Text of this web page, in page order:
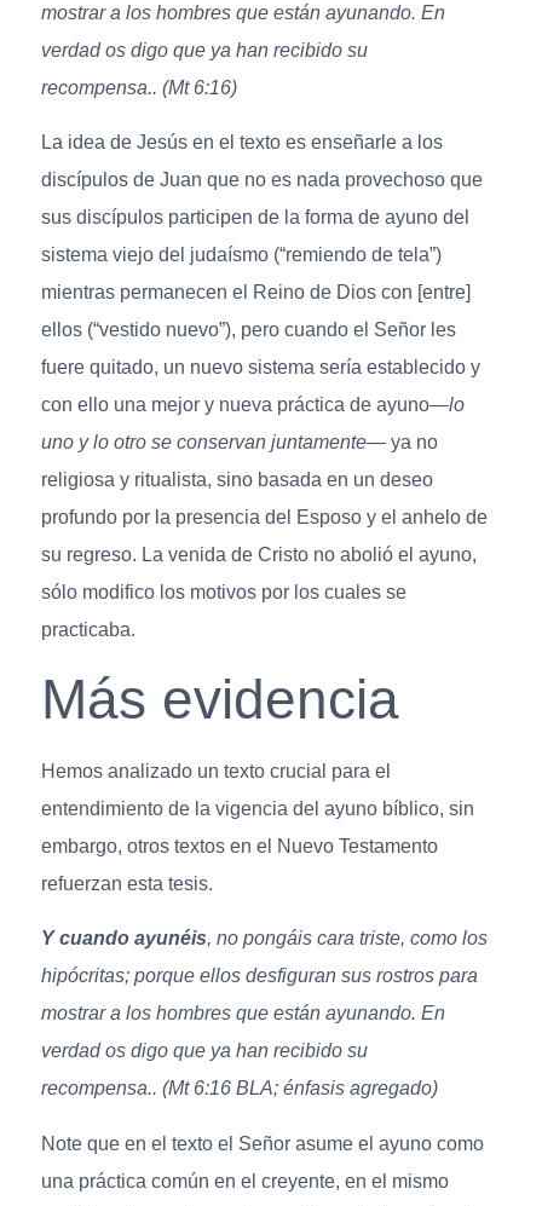
mostrar a los hombres que están ayunando. En
verdad os digo que ya han recibido su
recompensa.. (Mt 6:16)
La idea de Jesús en el texto es enseñarle a los
discípulos de Juan que no es nada provechoso que
sus discípulos participen de la forma de ayuno del
sistema viejo del judaísmo (“remiendo de tela”)
mientras permanecen el Reino de Dios con [entre]
ellos (“vestido nuevo”), pero cuando el Señor les
fuere quitado, un nuevo sistema sería establecido y
con ello una mejor y nueva práctica de ayuno—lo
uno y lo otro se conservan juntamente—ya no
religiosa y ritualista, sino basada en un deseo
profundo por la presencia del Esposo y el anhelo de
su regreso. La venida de Cristo no abolió el ayuno,
sólo modifico los motivos por los cuales se
practicaba.
Más evidencia
Hemos analizado un texto crucial para el
entendimiento de la vigencia del ayuno bíblico, sin
embargo, otros textos en el Nuevo Testamento
refuerzan esta tesis.
Y cuando ayunéis, no pongáis cara triste, como los
hipócritas; porque ellos desfiguran sus rostros para
mostrar a los hombres que están ayunando. En
verdad os digo que ya han recibido su
recompensa.. (Mt 6:16 BLA; énfasis agregado)
Note que en el texto el Señor asume el ayuno como
una práctica común en el creyente, en el mismo